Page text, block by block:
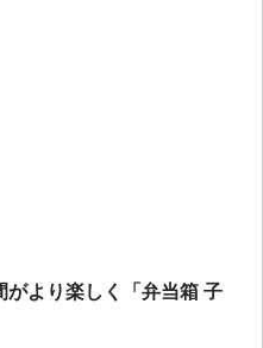
より楽しく「弁当箱 子